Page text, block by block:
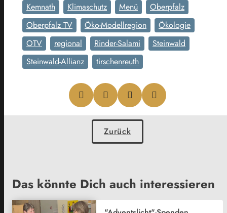
Kemnath
Klimaschutz Menü
Oberpfalz
Oberpfalz TV
Öko-Modellregion
Ökologie
OTV
regional Rinder-Salami
Steinwald
Steinwald-Allianz
tirschenreuth
Zurück
Das könnte Dich auch interessieren